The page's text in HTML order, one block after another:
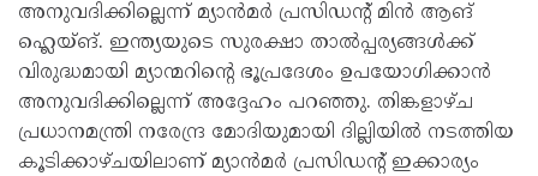
അനുവദിക്കില്ലെന്ന് മ്യാൻമ‌ർ പ്രസിഡന്റ് മിൻ ആങ്
ഹ്ലെയ്ങ്. ഇന്ത്യയുടെ സുരക്ഷാ താൽപ്പര്യങ്ങൾക്ക്
വിരുദ്ധമായി മ്യാന്മറിന്റെ ഭൂപ്രദേശം ഉപയോഗിക്കാൻ
അനുവദിക്കില്ലെന്ന് അദ്ദേഹം പറഞ്ഞു. തിങ്കളാഴ്ച
പ്രധാനമന്ത്രി നരേന്ദ്ര മോദിയുമായി ദില്ലിയിൽ നടത്തിയ
കൂടിക്കാഴ്ചയിലാണ് മ്യാൻമർ പ്രസിഡന്റ് ഇക്കാര്യം